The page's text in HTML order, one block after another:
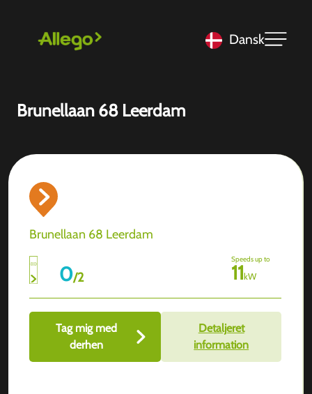
Dansk
Brunellaan 68 Leerdam
Brunellaan 68 Leerdam
0/2
Speeds up to
11kW
Tag mig med
derhen
Detaljeret
information